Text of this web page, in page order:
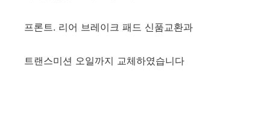
프론트. 리어 브레이크 패드 신품교환과
트랜스미션 오일까지 교체하였습니다